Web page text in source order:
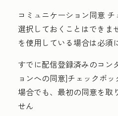
コミュニケーション同意 チ
選択しておくことはできま
を使用している場合は必須
すでに配信登録済みのコン
ョンへの同意]チェックボッ
場合でも、最初の同意を取
せん